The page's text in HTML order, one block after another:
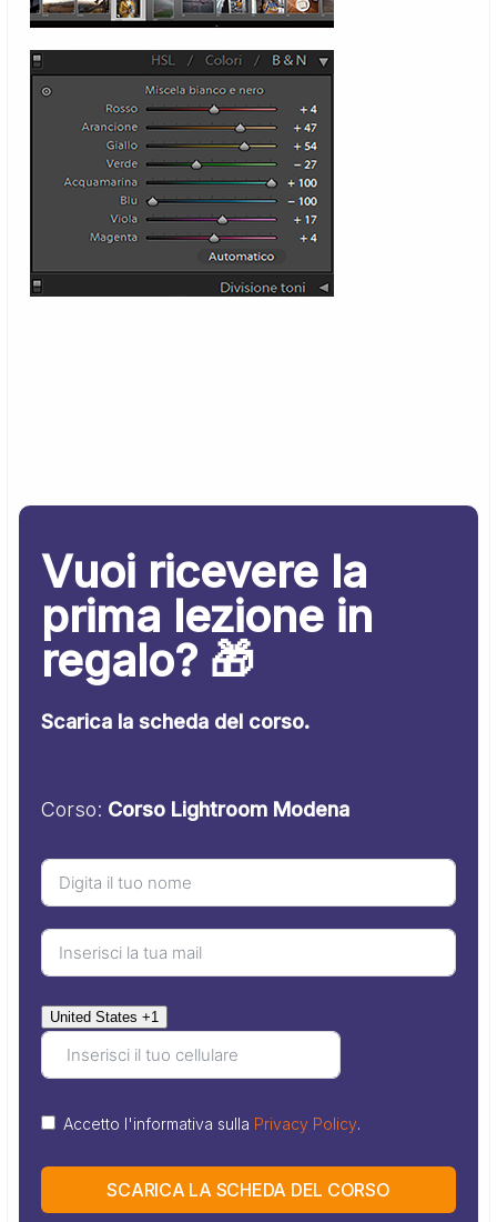
Vuoi ricevere la
prima lezione in
regalo? 🎁
Scarica la scheda del corso.
Corso: Corso Lightroom Modena
United States +1
Accetto l'informativa sulla Privacy Policy.
SCARICA LA SCHEDA DEL CORSO